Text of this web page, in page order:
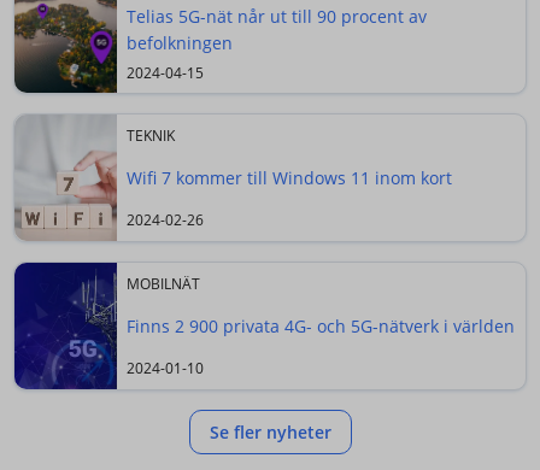
Telias 5G-nät når ut till 90 procent av
befolkningen
2024-04-15
TEKNIK
Wifi 7 kommer till Windows 11 inom kort
2024-02-26
MOBILNÄT
Finns 2 900 privata 4G- och 5G-nätverk i världen
2024-01-10
Se fler nyheter